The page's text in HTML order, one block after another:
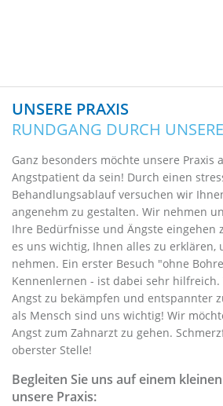
UNSERE PRAXIS
RUNDGANG DURCH
Ganz besonders möchte unsere Praxis
Angstpatient da sein! Durch einen
Behandlungsablauf versuchen wir
angenehm zu gestalten. Wir nehmen
Ihre Bedürfnisse und Ängste eingehen
es uns wichtig, Ihnen alles zu erklären,
nehmen. Ein erster Besuch "ohne
Kennenlernen - ist dabei sehr
Angst zu bekämpfen und entspannter
als Mensch sind uns wichtig! Wir
Angst zum Zahnarzt zu gehen.
oberster Stelle!
Begleiten Sie uns auf einem
unsere Praxis: